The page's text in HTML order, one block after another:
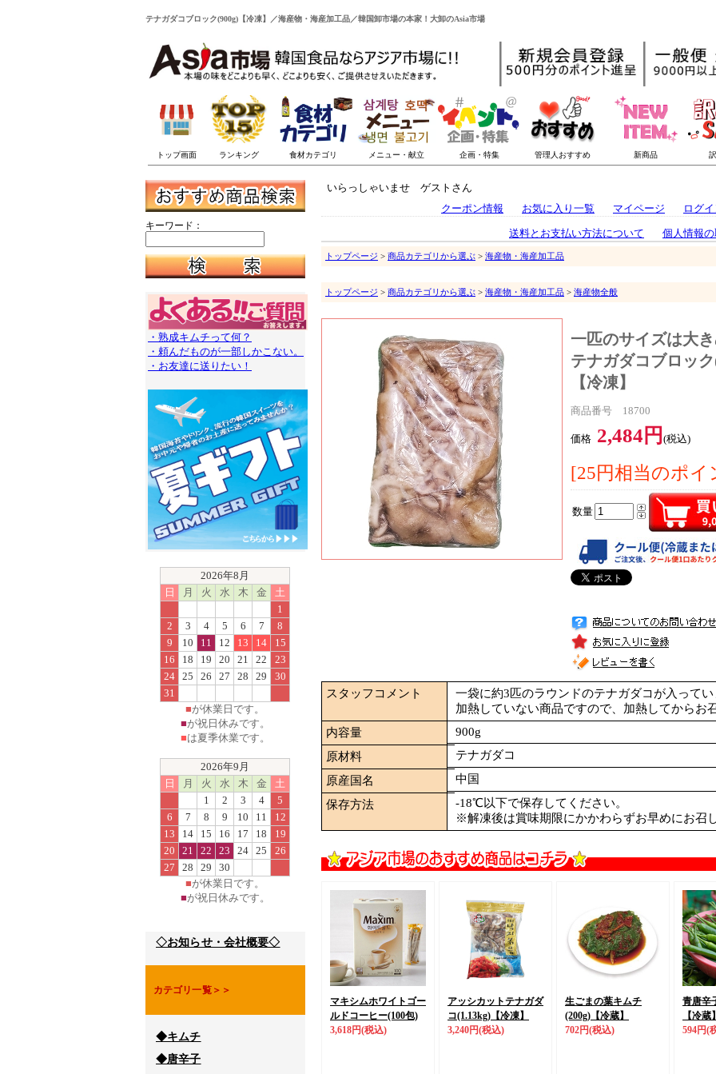
テナガダコブロック(900g)【冷凍】／海産物・海産加工品／韓国卸市場の本家！大卸のAsia市場
キーワード：
・熟成キムチって何？
・頼んだものが一部しかこない。
・お友達に送りたい！
2026年8月
日
月 火 水 木 金
土
1
2
3 4 5 6 7
8
9
10 11 12 13 14
15
16
18 19 20 21 22
23
24 25 26 27 28 29
30
31
■が休業日です。
■が祝日休みです。
■は夏季休業です。
2026年9月
日
月 火 水 木 金
土
1
2 3 4
5
6
7 8 9 10 11
12
13
14 15 16 17 18
19
20
21 22 23 24 25
26
27
28 29
30
■が休業日です。
■が祝日休みです。
◇お知らせ・会社概要◇
カテゴリ一覧＞＞
◆キムチ
◆唐辛子
いらっしゃいませ ゲストさん
クーポン情報
お気に入り一覧 マイページ ログ
送料とお支払い方法について 個人情報
トップページ > 商品カテゴリから選ぶ > 海産物・海産加工品
トップページ > 商品カテゴリから選ぶ > 海産物・海産加工品 > 海産物全般
一匹のサイズは大
テナガダコブロック
【冷凍】
商品番号 18700
価格 2,484円 (税込)
[25円相当のポイ
数量
スタッフコメント
一袋に約3匹のラウンドのテナガダコが入って
加熱していない商品ですので、加熱してからお
内容量
900g
原材料
テナガダコ
原産国名
中国
保存方法
-18℃以下で保存してください。
※解凍後は賞味期限にかかわらずお早めにお召
マキシムホワイトゴー
ルドコーヒー(100包)
3,618円(税込)
アッシカットテナガダ
コ(1.13kg) 【冷凍】
3,240円(税込)
生ごまの葉キムチ
(200g) 【冷蔵】
702円(税込)
青唐辛
【冷蔵
594円(